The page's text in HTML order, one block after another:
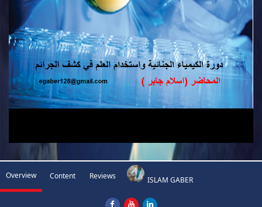
Overview Content Reviews ISLAM GABER